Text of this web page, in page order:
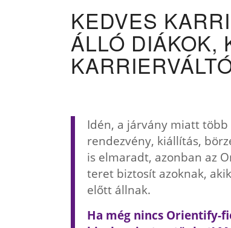
KEDVES
ÁLLÓ DIÁKOK,
Idén, a járvány miatt
rendezvény, kiállítás,
is elmaradt, azonban az
teret biztosít azoknak,
előtt állnak.
Ha még nincs Orientify-